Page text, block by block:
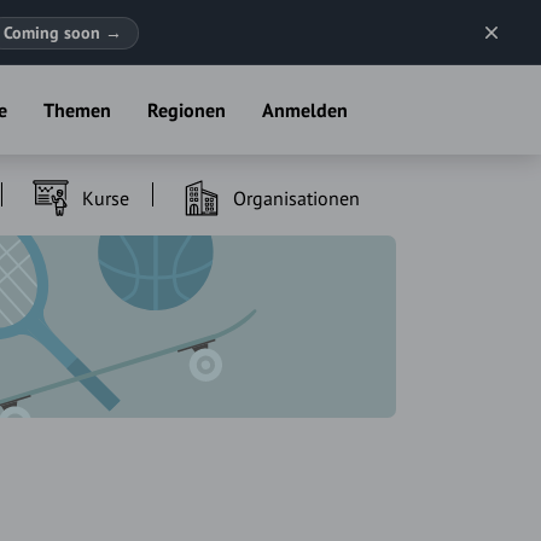
Coming soon →
Themen Regionen Anmelden
Kurse Organisationen